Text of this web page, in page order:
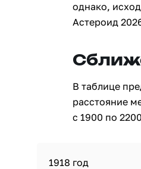
однако,
Астероид
В таблице
расстояние
с 1900 по
1918 год